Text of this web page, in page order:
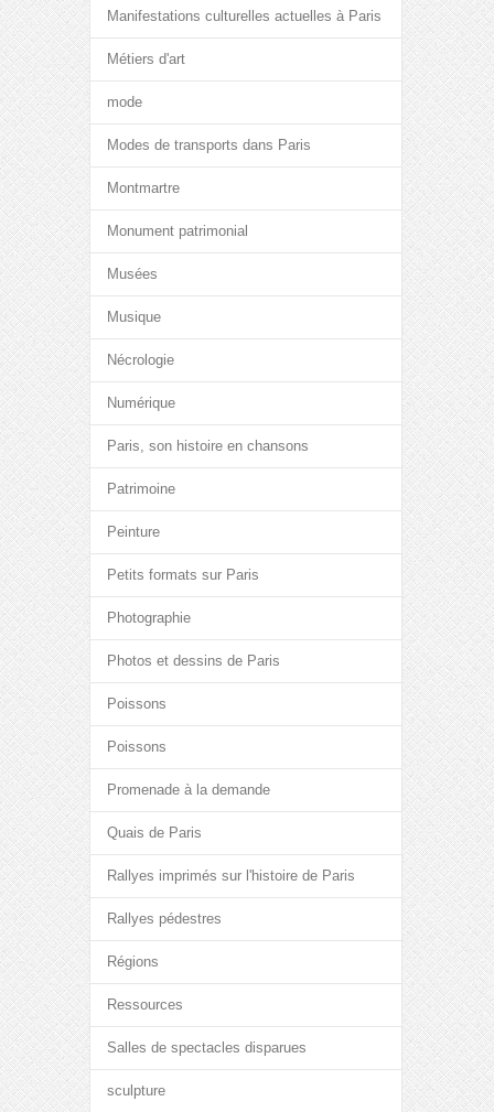
Manifestations culturelles actuelles à Paris
Métiers d'art
mode
Modes de transports dans Paris
Montmartre
Monument patrimonial
Musées
Musique
Nécrologie
Numérique
Paris, son histoire en chansons
Patrimoine
Peinture
Petits formats sur Paris
Photographie
Photos et dessins de Paris
Poissons
Poissons
Promenade à la demande
Quais de Paris
Rallyes imprimés sur l'histoire de Paris
Rallyes pédestres
Régions
Ressources
Salles de spectacles disparues
sculpture